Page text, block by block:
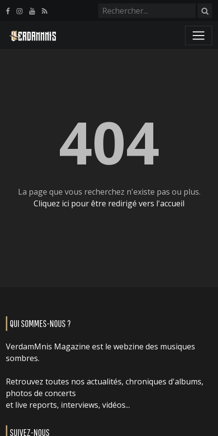
404
La page que vous recherchez n'existe pas ou plus.
Cliquez ici pour être redirigé vers l'accueil
QUI SOMMES-NOUS ?
VerdamMnis Magazine est le webzine des musiques
sombres.
Retrouvez toutes nos actualités, chroniques d'albums,
photos de concerts
et live reports, interviews, vidéos...
SUIVEZ-NOUS
Panneau de gestion des cookies